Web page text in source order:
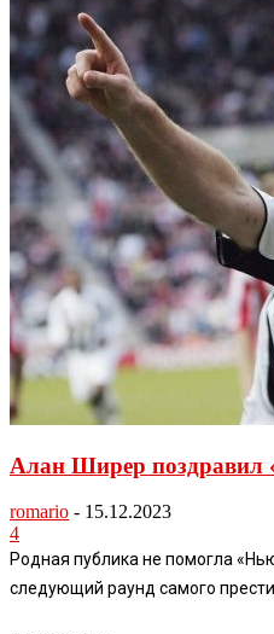
Алан Ширер поздравил
romario - 15.12.2023
4
Родная публика не помогла
следующий раунд самого